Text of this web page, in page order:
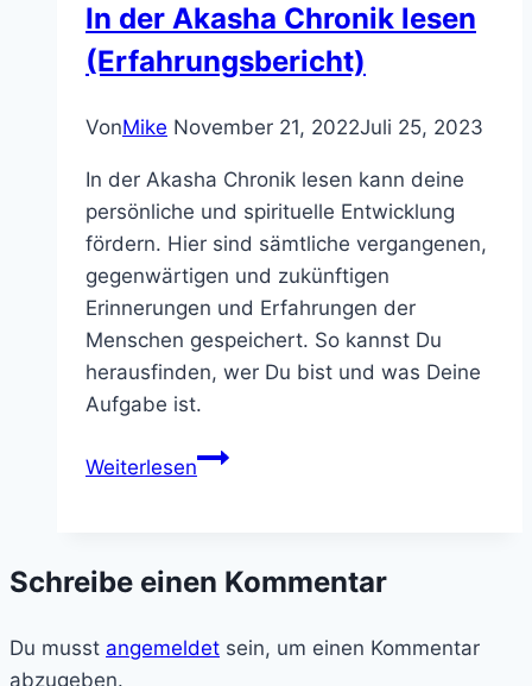
In der Akasha Chronik lesen
(Erfahrungsbericht)
VonMike November 21, 2022Juli 25, 2023
In der Akasha Chronik lesen kann deine
persönliche und spirituelle Entwicklung
fördern. Hier sind sämtliche vergangenen,
gegenwärtigen und zukünftigen
Erinnerungen und Erfahrungen der
Menschen gespeichert. So kannst Du
herausfinden, wer Du bist und was Deine
Aufgabe ist.
WeiterlesenIn
lesen
Schreibe einen Kommentar
Du musst angemeldet sein, um einen Kommentar
abzugeben.